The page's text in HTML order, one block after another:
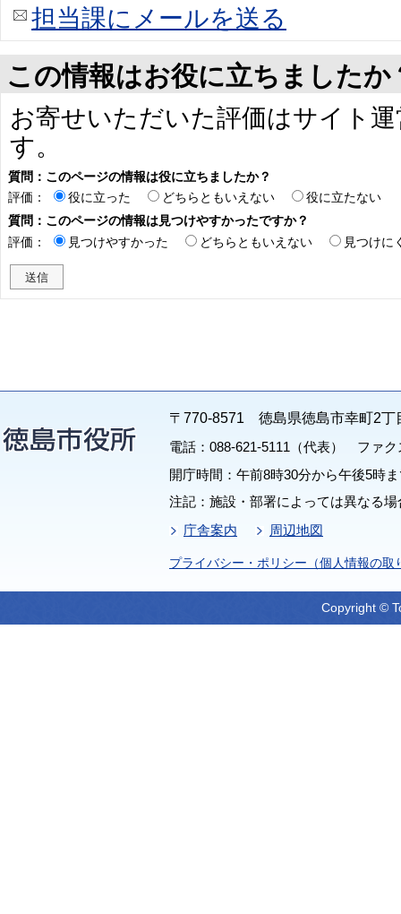
担当課にメールを送る
この情報はお役に立ちましたか
お寄せいただいた評価はサイト
す。
質問：このページの情報は役に立ちましたか？
評価：
役に立った どちらともいえない
役に立たない
質問：このページの情報は見つけやすかったですか？
評価：
見つけやすかった どちらともいえない 見つけに
〒770-8571 徳島県徳島市幸町2丁
電話：088-621-5111（代表） ファク
開庁時間：午前8時30分から午後5時
注記：施設・部署によっては異なる
庁舎案内
周辺地図
プライバシー・ポリシー（個人情報の取
Copyright ©